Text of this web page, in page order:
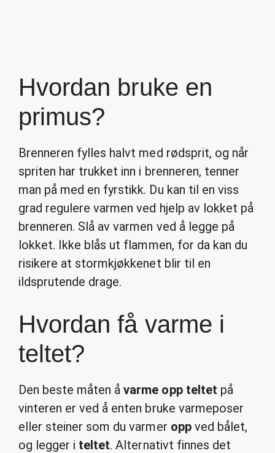
Hvordan bruke en
primus?
Brenneren fylles halvt med rødsprit, og når
spriten har trukket inn i brenneren, tenner
man på med en fyrstikk. Du kan til en viss
grad regulere varmen ved hjelp av lokket på
brenneren. Slå av varmen ved å legge på
lokket. Ikke blås ut flammen, for da kan du
risikere at stormkjøkkenet blir til en
ildsprutende drage.
Hvordan få varme i
teltet?
Den beste måten åvarme opp teltet på
vinteren er ved å enten bruke varmeposer
eller steiner som du varmer oppved bålet,
og legger i teltet. Alternativt finnes det